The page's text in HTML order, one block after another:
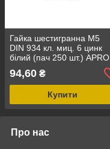
Гайка шестигранна М5
DIN 934 кл. миц. 6 цинк
білий (пач 250 шт.) APRO
94,60 ₴
Купити
Про нас